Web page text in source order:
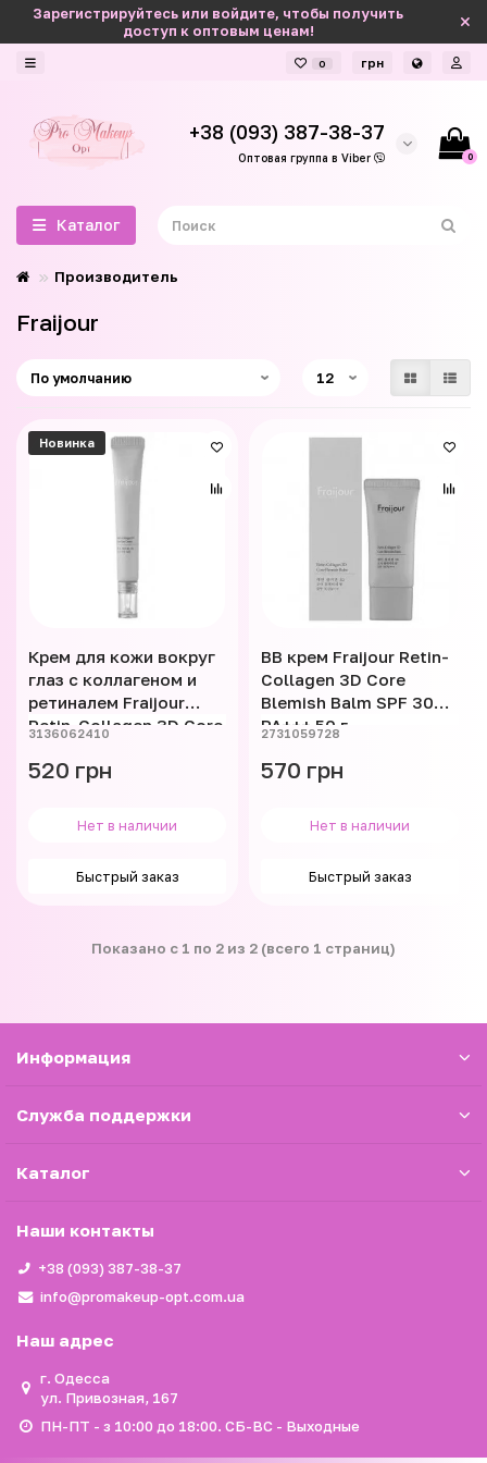
Зарегистрируйтесь или войдите, чтобы получить
доступ к оптовым ценам!
0 грн
+38 (093) 387-38-37
Оптовая группа в Viber 0
Каталог
Производитель
Fraijour
Новинка
Крем для кожи вокруг
глаз с коллагеном и
ретиналем Fraijour
Retin-Collagen 3D Core
3136062410
520 грн
Нет в наличии
Быстрый заказ
ВВ крем Fraijour Retin-
Collagen 3D Core
Blemish Balm SPF 30
PA+++ 50 г
2731059728
570 грн
Нет в наличии
Быстрый заказ
Показано с 1 по 2 из 2 (всего 1 страниц)
Информация
Служба поддержки
Каталог
Наши контакты
+38 (093) 387-38-37
info@promakeup-opt.com.ua
Наш адрес
г. Одесса
ул. Привозная, 167
ПН-ПТ - з 10:00 до 18:00. СБ-ВС - Выходные